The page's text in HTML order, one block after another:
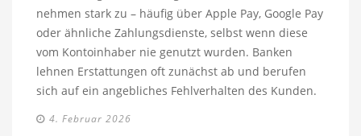
nehmen stark zu – häufig über Apple Pay, Google Pay
oder ähnliche Zahlungsdienste, selbst wenn diese
vom Kontoinhaber nie genutzt wurden. Banken
lehnen Erstattungen oft zunächst ab und berufen
sich auf ein angebliches Fehlverhalten des Kunden.
4. Februar 2026